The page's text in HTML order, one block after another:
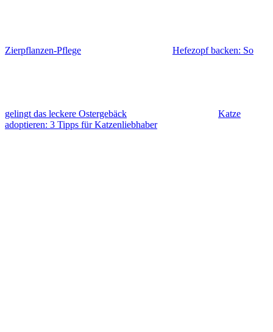
Zierpflanzen-Pflege Hefezopf backen: So
gelingt das leckere Ostergebäck
Katze
adoptieren: 3 Tipps für Katzenliebhaber